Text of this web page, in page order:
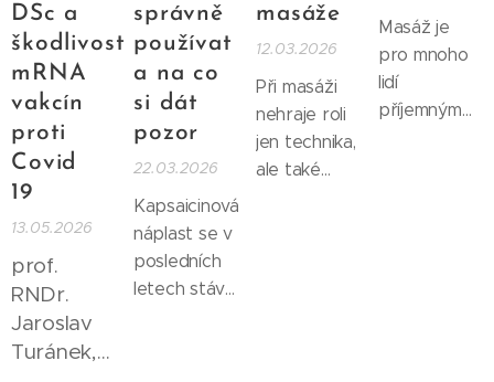
DSc a
škodlivost
mRNA
vakcín
proti
Covid
19
13.05.2026
prof.
RNDr.
Jaroslav
Turánek,
správně
používat
a na co
si dát
pozor
22.03.2026
Kapsaicinová
náplast se v
posledních
letech stává
masáže
12.03.2026
Při masáži
nehraje roli
jen technika,
ale také
Masáž je
pro mnoho
lidí
příjemným